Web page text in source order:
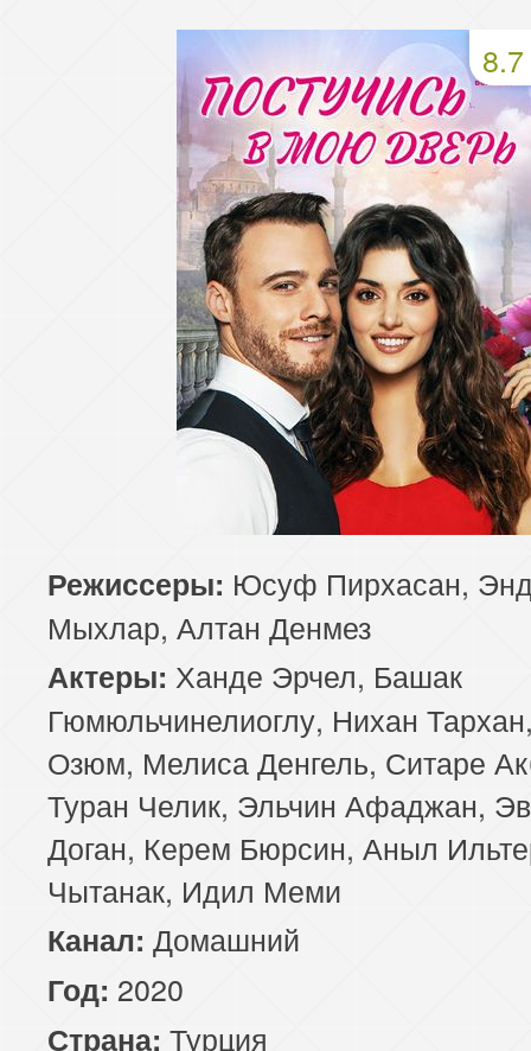
50 серия
51 серия
54 серия
55 серия
58 серия
59 серия
62 серия
63 серия
66 серия
67 серия
70 серия
71 серия
74 серия
75 серия
78 серия
79 серия
82 серия
83 серия
85 серия
86 серия
87 серия
89 серия
90 серия
93 серия
94 серия
95 серия
97 серия
98 серия 99 серия
8.7
Режиссеры: Юсуф Пирхасан,
Мыхлар, Алтан Денмез
Актеры: Ханде Эрчел, Башак
Гюмюльчинелиоглу, Нихан
Озюм, Мелиса Денгель, Ситаре
Туран Челик, Эльчин Афаджан,
Доган, Керем Бюрсин, Аныл
Чытанак, Идил Меми
Канал: Домашний
Год: 2020
Страна: Турция